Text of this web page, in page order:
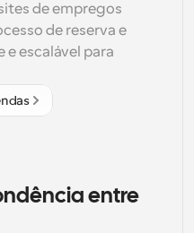
de empregos
de reserva e
escalável para
entre